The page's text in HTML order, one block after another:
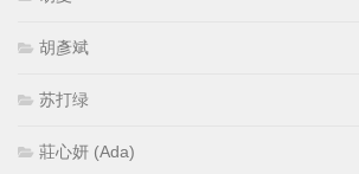
胡彥斌
苏打绿
莊心妍 (Ada)